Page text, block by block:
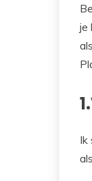
je
Ik